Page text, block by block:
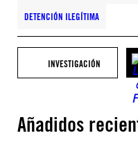
DETENCIÓN ILEGÍTIMA
INVESTIGACIÓN
Añadidos